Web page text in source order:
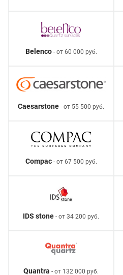
Belenco- от 60 000 руб.
Caesarstone - от 55 500 руб.
Compac- от 67 500 руб.
IDS stone - от 34 200 руб.
Quantra - от 132 000 руб.